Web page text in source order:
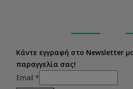
Κάντε εγγραφή στο Newsletter
παραγγελία σας!
Email *